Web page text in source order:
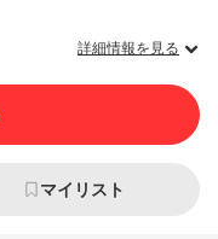
詳細情報を見る
マイリスト